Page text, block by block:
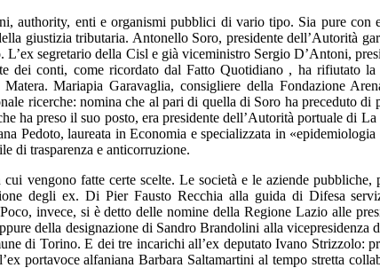
authority, enti e organismi pubblici di vario tipo. Sia pure
giustizia tributaria. Antonello Soro, presidente dell’Autorità
segretario della Cisl e già viceministro Sergio D’Antoni,
dei conti, come ricordato dal Fatto Quotidiano , ha rifiutato la
Mariapia Garavaglia, consigliere della Fondazione
ricerche: nomina che al pari di quella di Soro ha preceduto
ha preso il suo posto, era presidente dell’Autorità portuale di
Pedoto, laureata in Economia e specializzata in
di trasparenza e anticorruzione.
vengono fatte certe scelte. Le società e le aziende
degli ex. Di Pier Fausto Recchia alla guida di Difesa
invece, si è detto delle nomine della Regione Lazio alle
della designazione di Sandro Brandolini alla vicepresidenza
di Torino. E dei tre incarichi all’ex deputato Ivano Strizzolo:
portavoce alfaniana Barbara Saltamartini al tempo stretta